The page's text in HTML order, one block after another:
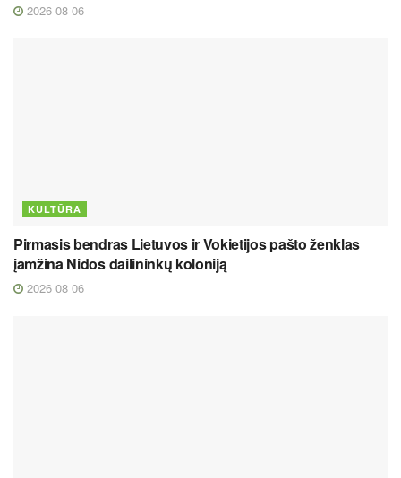
2026 08 06
KULTŪRA
Pirmasis bendras Lietuvos ir Vokietijos pašto ženklas
įamžina Nidos dailininkų koloniją
2026 08 06